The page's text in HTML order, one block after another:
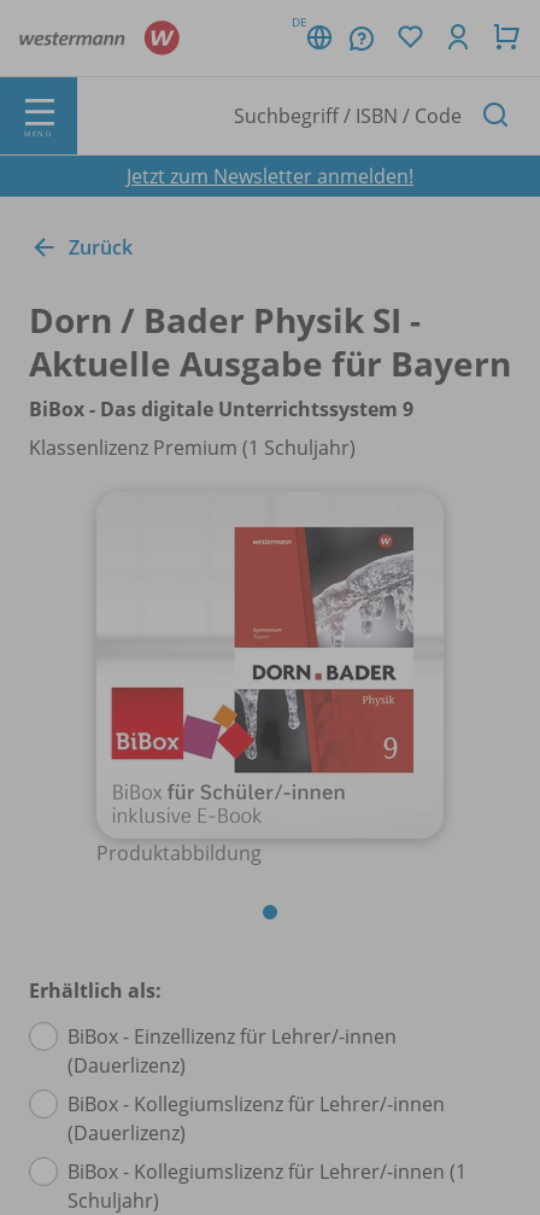
DE
MENÜ
Jetzt zum Newsletter anmelden!
Zurück
Dorn / Bader Physik SI -
Aktuelle Ausgabe für Bayern
BiBox - Das digitale Unterrichtssystem 9
Klassenlizenz Premium (1 Schuljahr)
Produktabbildung
Erhältlich als:
BiBox - Einzellizenz für Lehrer/-innen
(Dauerlizenz)
BiBox - Kollegiumslizenz für Lehrer/-innen
(Dauerlizenz)
BiBox - Kollegiumslizenz für Lehrer/-innen (1
Schuljahr)